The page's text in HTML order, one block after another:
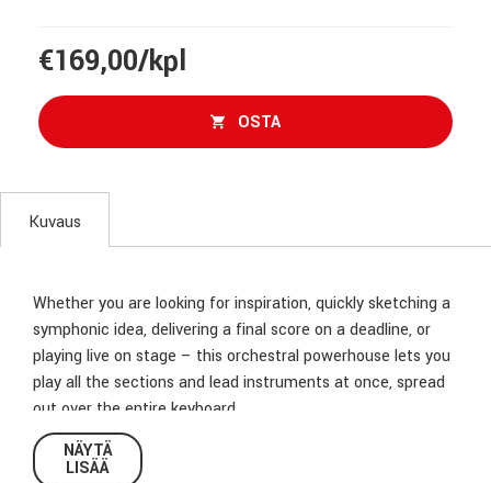
€169,00/kpl
OSTA
Kuvaus
Whether you are looking for inspiration, quickly sketching a
symphonic idea, delivering a final score on a deadline, or
playing live on stage – this orchestral powerhouse lets you
play all the sections and lead instruments at once, spread
out over the entire keyboard.
Symphonic Power – In the Studio, on Stage, on the Road
NÄYTÄ
LISÄÄ